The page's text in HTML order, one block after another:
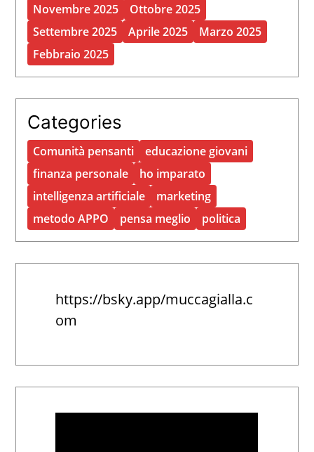
Novembre 2025
Ottobre 2025
Settembre 2025
Aprile 2025
Marzo 2025
Febbraio 2025
Categories
Comunità pensanti
educazione giovani
finanza personale
ho imparato
intelligenza artificiale
marketing
metodo APPO
pensa meglio politica
https://bsky.app/muccagialla.c
om